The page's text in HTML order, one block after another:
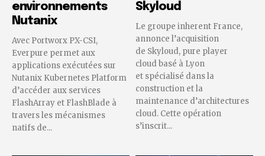
environnements
Nutanix
Avec Portworx PX-CSI,
Everpure permet aux
applications exécutées sur
Nutanix Kubernetes Platform
d’accéder aux services
FlashArray et FlashBlade à
travers les mécanismes
natifs de...
Skyloud
Le groupe inherent France,
annonce l’acquisition
de Skyloud, pure player
cloud basé à Lyon
et spécialisé dans la
construction et la
maintenance d’architectures
cloud. Cette opération
s’inscrit...